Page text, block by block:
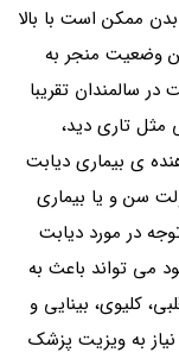
ممکن است با بالا
وضعیت منجر به
در سالمندان تقریبا
مثل تاری دید،
ی بیماری دیابت
سن و یا بیماری
در مورد دیابت
می تواند باعث به
کلیوی، بینایی و
به ویزیت پزشک